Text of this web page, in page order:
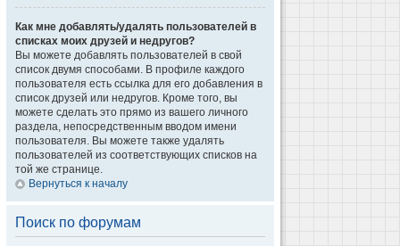
Как мне добавлять/удалять пользователей в
списках моих друзей и недругов?
Вы можете добавлять пользователей в свой
список двумя способами. В профиле каждого
пользователя есть ссылка для его добавления в
список друзей или недругов. Кроме того, вы
можете сделать это прямо из вашего личного
раздела, непосредственным вводом имени
пользователя. Вы можете также удалять
пользователей из соответствующих списков на
той же странице.
Вернуться к началу
Поиск по форумам